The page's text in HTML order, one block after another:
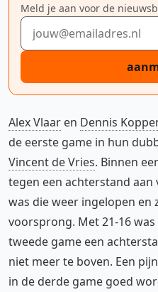
Meld je aan voor de
E-mailadres
Alex Vlaar en Dennis
de eerste game in hun
Vincent de Vries. Binnen
tegen een achterstand aan
was die weer ingelopen en
voorsprong. Met 21-16
tweede game een
niet meer te boven. Een
in de derde game goed